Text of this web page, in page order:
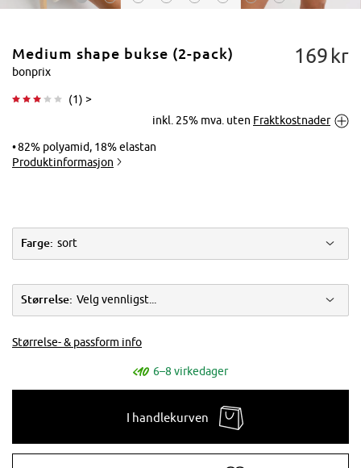
Trykk for å
Medium shape bukse (2-pack)
bonprix
(1) >
169 kr
inkl. 25% mva. uten Fraktkostnader
82% polyamid, 18% elastan
Produktinformasjon
Farge: sort
Størrelse: Velg vennligst...
Størrelse- & passform info
6–8 virkedager
I handlekurven